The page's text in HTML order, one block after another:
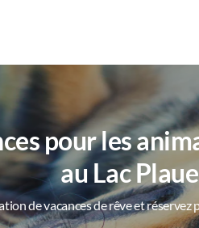
pour les
au Lac
de vacances de rêve et réservez